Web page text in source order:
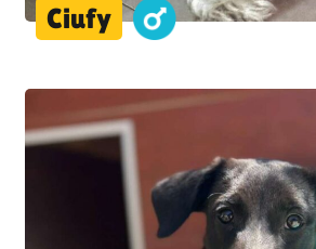
Ciufy